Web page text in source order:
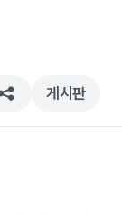
게시판